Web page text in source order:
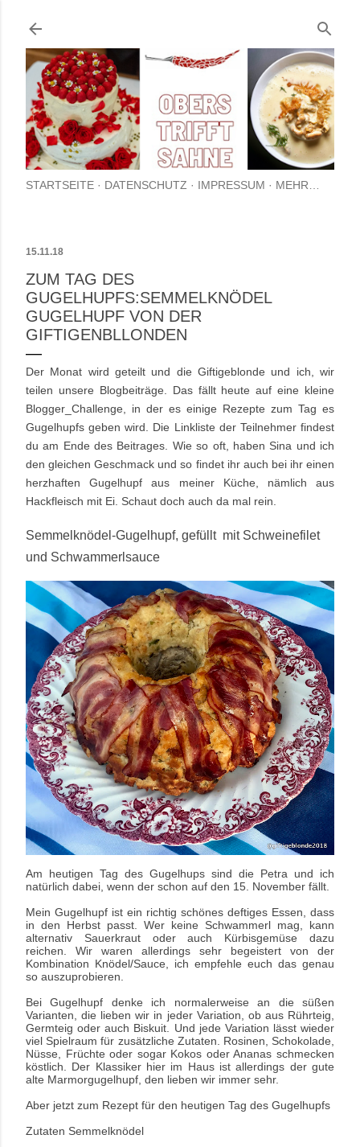
STARTSEITE DATENSCHUTZ IMPRESSUM MEHR…
15.11.18
ZUM TAG DES
GUGELHUPFS:SEMMELKNÖDEL
GUGELHUPF VON DER
GIFTIGENBLLONDEN
Der Monat wird geteilt und die Giftigeblonde und ich, wir
teilen unsere Blogbeiträge. Das fällt heute auf eine kleine
Blogger_Challenge, in der es einige Rezepte zum Tag es
Gugelhupfs geben wird. Die Linkliste der Teilnehmer findest
du am Ende des Beitrages. Wie so oft, haben Sina und ich
den gleichen Geschmack und so findet ihr auch bei ihr einen
herzhaften Gugelhupf aus meiner Küche, nämlich aus
Hackfleisch mit Ei. Schaut doch auch da mal rein.
Semmelknödel-Gugelhupf, gefüllt mit Schweinefilet
und Schwammerlsauce
Am heutigen Tag des Gugelhups sind die Petra und ich
natürlich dabei, wenn der schon auf den 15. November fällt.
Mein Gugelhupf ist ein richtig schönes deftiges Essen, dass
in den Herbst passt. Wer keine Schwammerl mag, kann
alternativ Sauerkraut oder auch Kürbisgemüse dazu
reichen. Wir waren allerdings sehr begeistert von der
Kombination Knödel/Sauce, ich empfehle euch das genau
so auszuprobieren.
Bei Gugelhupf denke ich normalerweise an die süßen
Varianten, die lieben wir in jeder Variation, ob aus Rührteig,
Germteig oder auch Biskuit. Und jede Variation lässt wieder
viel Spielraum für zusätzliche Zutaten. Rosinen, Schokolade,
Nüsse, Früchte oder sogar Kokos oder Ananas schmecken
köstlich. Der Klassiker hier im Haus ist allerdings der gute
alte Marmorgugelhupf, den lieben wir immer sehr.
Aber jetzt zum Rezept für den heutigen Tag des Gugelhupfs
Zutaten Semmelknödel